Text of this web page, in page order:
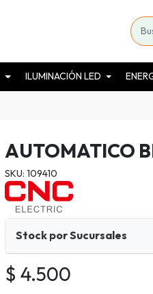
ILUMINACIÓN LED
AUTOMATICO
SKU: 109410
Stock por Sucursales
$ 4.500